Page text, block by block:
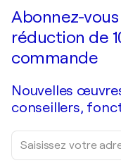
Abonnez-
réduction de
commande
Nouvelles
conseillers,